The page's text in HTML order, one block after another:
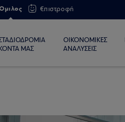
€πιστροφή
ΚΟΝΤΑ ΜΑΣ
ΟΙΚΟΝΟΜΙΚΕΣ
ΑΝΑΛΥΣΕΙΣ